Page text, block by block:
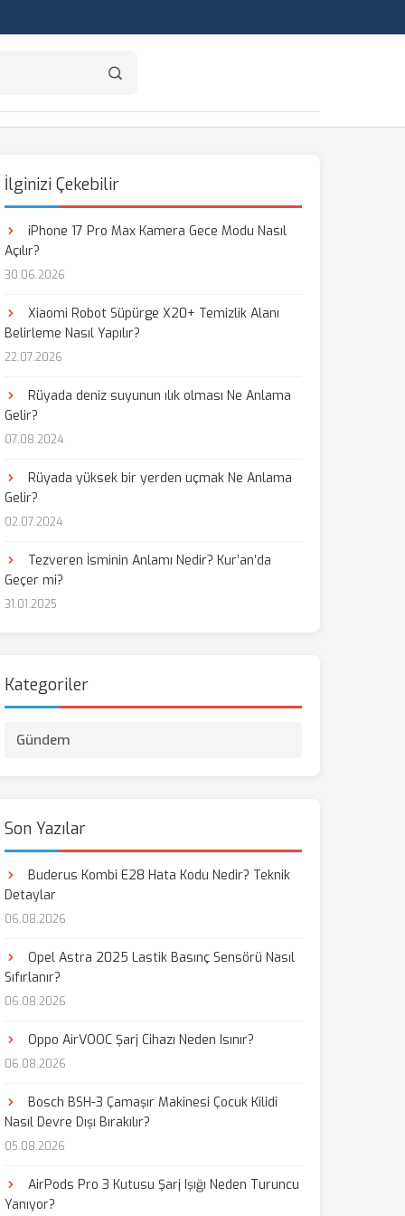
İlginizi Çekebilir
iPhone 17 Pro Max Kamera Gece Modu Nasıl
Açılır?
30.06.2026
Xiaomi Robot Süpürge X20+ Temizlik Alanı
Belirleme Nasıl Yapılır?
22.07.2026
Rüyada deniz suyunun ılık olması Ne Anlama
Gelir?
07.08.2024
Rüyada yüksek bir yerden uçmak Ne Anlama
Gelir?
02.07.2024
Tezveren İsminin Anlamı Nedir? Kur’an’da
Geçer mi?
31.01.2025
Kategoriler
Gündem
Son Yazılar
Buderus Kombi E28 Hata Kodu Nedir? Teknik
Detaylar
06.08.2026
Opel Astra 2025 Lastik Basınç Sensörü Nasıl
Sıfırlanır?
06.08.2026
Oppo AirVOOC Şarj Cihazı Neden Isınır?
06.08.2026
Bosch BSH-3 Çamaşır Makinesi Çocuk Kilidi
Nasıl Devre Dışı Bırakılır?
05.08.2026
AirPods Pro 3 Kutusu Şarj Işığı Neden Turuncu
Yanıyor?